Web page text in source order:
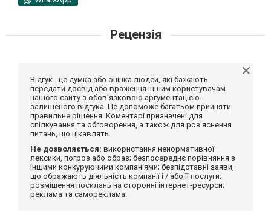
Рецензія
Відгук - це думка або оцінка людей, які бажають
передати досвід або враження іншим користувачам
нашого сайту з обов'язковою аргументацією
залишеного відгука. Це допоможе багатьом прийняти
правильне рішення. Коментарі призначені для
спілкування та обговорення, а також для роз'яснення
питань, що цікавлять.
Не дозволяється: використання ненормативної
лексики, погроз або образ; безпосереднє порівняння з
іншими конкуруючими компаніями; безпідставні заяви,
що ображають діяльність компанії і / або її послуги;
розміщення посилань на сторонні інтернет-ресурси;
реклама та самореклама.